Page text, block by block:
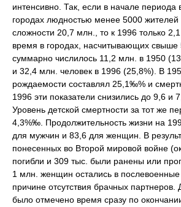
интенсивно. Так, если в начале
городах людностью менее 5000
сложности 20,7 млн., то к 1996 только
время в городах, насчитывающих свыше
суммарно числилось 11,2 млн. в 1950
и 32,4 млн. человек в 1996 (25,8%). В
рождаемости составлял 25,1‰% и
1996 эти показатели снизились до 9,6 и
Уровень детской смертности за тот же
4,3%‰. Продолжительность жизни на
для мужчин и 83,6 для женщин. В
понесенных во Второй мировой войне
погибли и 309 тыс. были ранены или
1 млн. женщин остались в
причине отсутствия брачных партнеров.
было отмечено время сразу по